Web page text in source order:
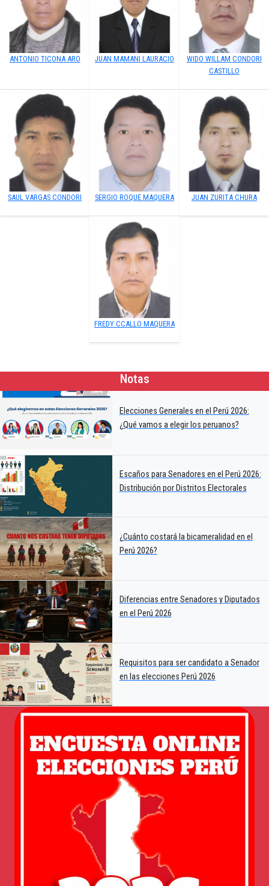
ANTONIO TICONA ARO JUAN MAMANI LAURACIO
WIDO WILLAM CONDORI
CASTILLO
SAUL VARGAS CONDORI SERGIO ROQUE MAQUERA JUAN ZURITA CHURA
FREDY CCALLO MAQUERA
Notas
Elecciones Generales en el Perú 2026:
¿Qué vamos a elegir los peruanos?
Escaños para Senadores en el Perú 2026:
Distribución por Distritos Electorales
¿Cuánto costará la bicameralidad en el
Perú 2026?
Diferencias entre Senadores y Diputados
en el Perú 2026
Requisitos para ser candidato a Senador
en las elecciones Perú 2026